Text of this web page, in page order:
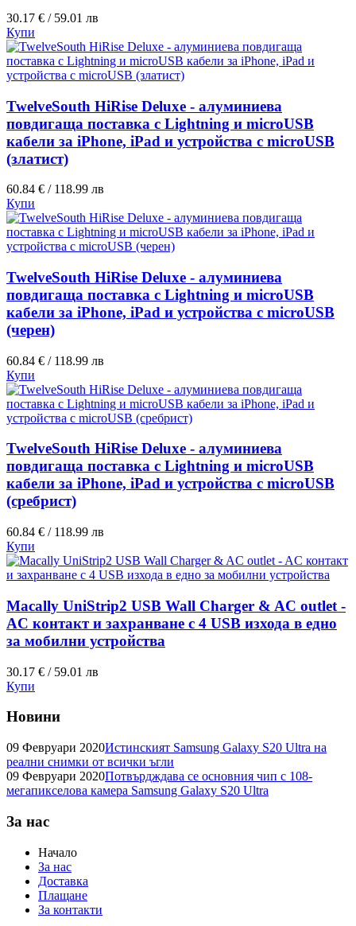
30.17 € / 59.01 лв
Купи
TwelveSouth HiRise Deluxe - алуминиева
повдигаща поставка с Lightning и microUSB
кабели за iPhone, iPad и устройства с microUSB
(златист)
60.84 € / 118.99 лв
Купи
TwelveSouth HiRise Deluxe - алуминиева
повдигаща поставка с Lightning и microUSB
кабели за iPhone, iPad и устройства с microUSB
(черен)
60.84 € / 118.99 лв
Купи
TwelveSouth HiRise Deluxe - алуминиева
повдигаща поставка с Lightning и microUSB
кабели за iPhone, iPad и устройства с microUSB
(сребрист)
60.84 € / 118.99 лв
Купи
Macally UniStrip2 USB Wall Charger & AC outlet -
AC контакт и захранване с 4 USB изхода в едно
за мобилни устройства
30.17 € / 59.01 лв
Купи
Новини
09 Февруари 2020Истинският Samsung Galaxy S20 Ultra на
реални снимки от всички ъгли
09 Февруари 2020Потвърдждава се основния чип с 108-
мегапикселова камера Samsung Galaxy S20 Ultra
За нас
Начало
За нас
Доставка
Плащане
За контакти